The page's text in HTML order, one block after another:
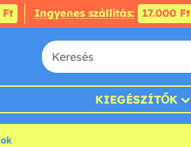
Ft Ingyenes szállítás: 17.000 Ft
KIEGÉSZÍTŐK